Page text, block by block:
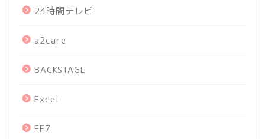
24時間テレビ
a2care
BACKSTAGE
Excel
FF7